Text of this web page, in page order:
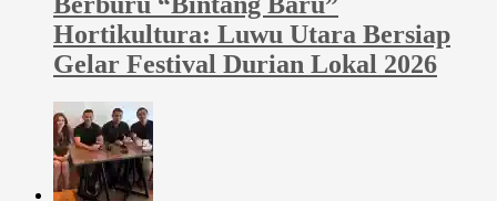
Hortikultura: Luwu Utara Bersiap
Gelar Festival Durian Lokal 2026